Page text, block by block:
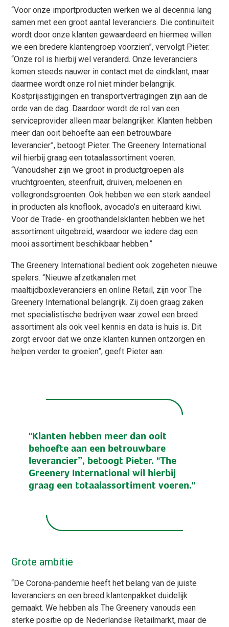
“Voor onze importproducten werken we al decennia lang
samen met een groot aantal leveranciers. Die continuïteit
wordt door onze klanten gewaardeerd en hiermee willen
we een bredere klantengroep voorzien”, vervolgt Pieter.
“Onze rol is hierbij wel veranderd. Onze leveranciers
komen steeds nauwer in contact met de eindklant, maar
daarmee wordt onze rol niet minder belangrijk.
Kostprijsstijgingen en transportvertragingen zijn aan de
orde van de dag. Daardoor wordt de rol van een
serviceprovider alleen maar belangrijker. Klanten hebben
meer dan ooit behoefte aan een betrouwbare
leverancier”, betoogt Pieter. The Greenery International
wil hierbij graag een totaalassortiment voeren.
“Vanoudsher zijn we groot in productgroepen als
vruchtgroenten, steenfruit, druiven, meloenen en
vollegrondsgroenten. Ook hebben we een sterk aandeel
in producten als knoflook, avocado’s en uiteraard kiwi.
Voor de Trade- en groothandelsklanten hebben we het
assortiment uitgebreid, waardoor we iedere dag een
mooi assortiment beschikbaar hebben.”
The Greenery International bedient ook zogeheten nieuwe
spelers. “Nieuwe afzetkanalen met
maaltijdboxleveranciers en online Retail, zijn voor The
Greenery International belangrijk. Zij doen graag zaken
met specialistische bedrijven waar zowel een breed
assortiment als ook veel kennis en data is huis is. Dit
zorgt ervoor dat we onze klanten kunnen ontzorgen en
helpen verder te groeien”, geeft Pieter aan.
"Klanten hebben meer dan ooit
behoefte aan een betrouwbare
leverancier”, betoogt Pieter. "The
Greenery International wil hierbij
graag een totaalassortiment voeren."
Grote ambitie
“De Corona-pandemie heeft het belang van de juiste
leveranciers en een breed klantenpakket duidelijk
gemaakt. We hebben als The Greenery vanouds een
sterke positie op de Nederlandse Retailmarkt, maar de